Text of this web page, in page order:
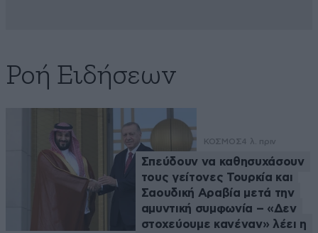
Ροή Ειδήσεων
ΚΟΣΜΟΣ4 λ. πριν
Σπεύδουν να καθησυχάσουν
τους γείτονες Τουρκία και
Σαουδική Αραβία μετά την
αμυντική συμφωνία – «Δεν
στοχεύουμε κανέναν» λέει η